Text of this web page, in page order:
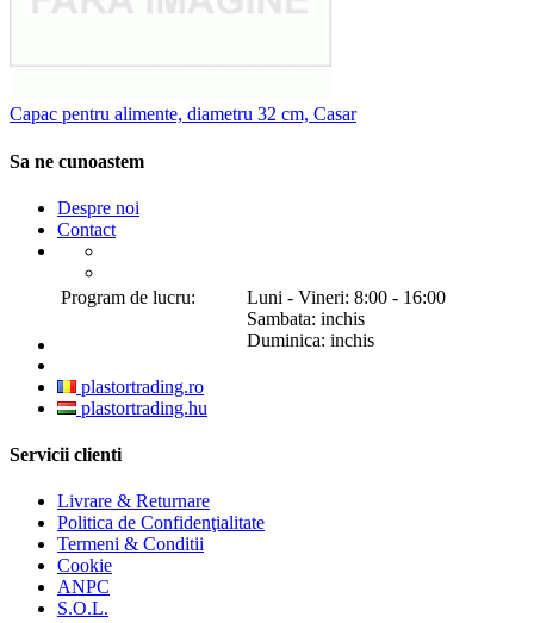
Capac pentru alimente, diametru 32 cm, Casar
Sa ne cunoastem
Despre noi
Contact
Program de lucru:
Luni - Vineri: 8:00 - 16:00
Sambata: inchis
Duminica: inchis
plastortrading.ro
plastortrading.hu
Servicii clienti
Livrare & Returnare
Politica de Confidenţialitate
Termeni & Conditii
Cookie
ANPC
S.O.L.